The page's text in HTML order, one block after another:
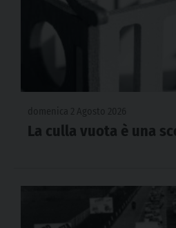
La culla vuota è una